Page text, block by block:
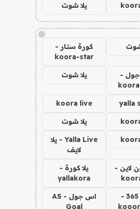
يلا شوت
!
شوت
كورة ستار -
koora-star
جول -
يلا شوت
yalla
koora live
يلا شوت
Yalla Live - يلا
لايف
لاين -
يلا كورة -
yallakora
كورة 365 -
اس جول - AS
Goal